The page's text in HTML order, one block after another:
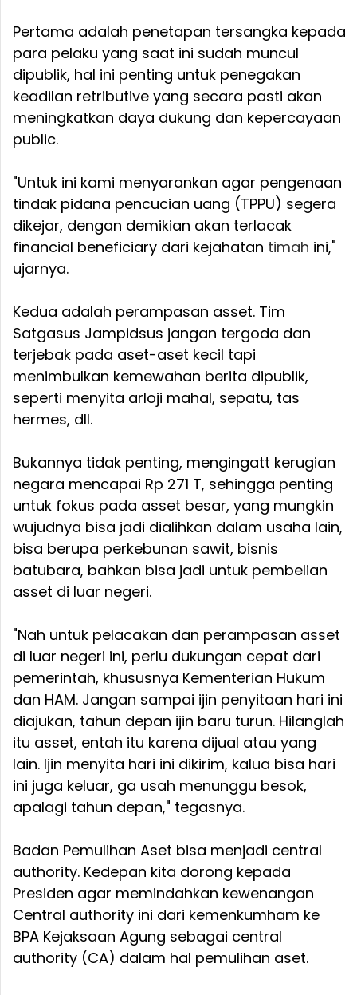
Pertama adalah penetapan tersangka kepada
para pelaku yang saat ini sudah muncul
dipublik, hal ini penting untuk penegakan
keadilan retributive yang secara pasti akan
meningkatkan daya dukung dan kepercayaan
public.
"Untuk ini kami menyarankan agar pengenaan
tindak pidana pencucian uang (TPPU) segera
dikejar, dengan demikian akan terlacak
financial beneficiary dari kejahatan timah ini,"
ujarnya.
Kedua adalah perampasan asset. Tim
Satgasus Jampidsus jangan tergoda dan
terjebak pada aset-aset kecil tapi
menimbulkan kemewahan berita dipublik,
seperti menyita arloji mahal, sepatu, tas
hermes, dll.
Bukannya tidak penting, mengingatt kerugian
negara mencapai Rp 271 T, sehingga penting
untuk fokus pada asset besar, yang mungkin
wujudnya bisa jadi dialihkan dalam usaha lain,
bisa berupa perkebunan sawit, bisnis
batubara, bahkan bisa jadi untuk pembelian
asset di luar negeri.
"Nah untuk pelacakan dan perampasan asset
di luar negeri ini, perlu dukungan cepat dari
pemerintah, khususnya Kementerian Hukum
dan HAM. Jangan sampai ijin penyitaan hari ini
diajukan, tahun depan ijin baru turun. Hilanglah
itu asset, entah itu karena dijual atau yang
lain. Ijin menyita hari ini dikirim, kalua bisa hari
ini juga keluar, ga usah menunggu besok,
apalagi tahun depan," tegasnya.
Badan Pemulihan Aset bisa menjadi central
authority. Kedepan kita dorong kepada
Presiden agar memindahkan kewenangan
Central authority ini dari kemenkumham ke
BPA Kejaksaan Agung sebagai central
authority (CA) dalam hal pemulihan aset.